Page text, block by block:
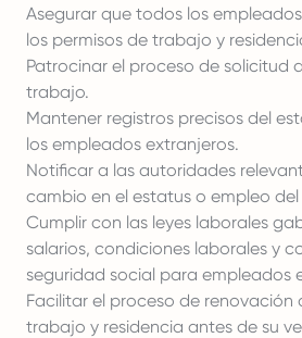
Asegurar que todos los
los permisos de trabajo y
Patrocinar el proceso de solicitud
trabajo.
Mantener registros precisos del
los empleados extranjeros.
Notificar a las autoridades
cambio en el estatus o empleo
Cumplir con las leyes laborales
salarios, condiciones laborales y
seguridad social para empleados
Facilitar el proceso de renovación
trabajo y residencia antes de su